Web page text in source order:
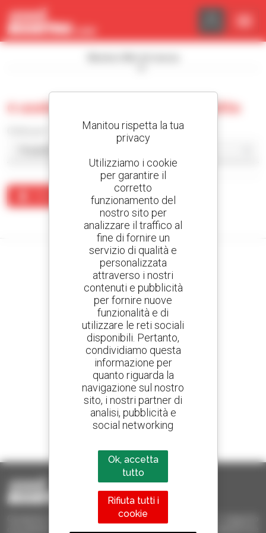
0 usate pala caricatrice compatta
Crea un avviso
Nessun risultato corrisponde alla ricerca.
Crea avvisi
e ricevi annunci di materiale d'occasione
800 concessionari
Manitou nel mondo
1 telescopico su 4
Occasione Manitou - Prodotti per il sollevamento e il trasporto
Pannello di gestione dei cookies
Manitou rispetta la tua
privacy
Utilizziamo i cookie
per garantire il
corretto
funzionamento del
nostro sito per
analizzare il traffico al
fine di fornire un
servizio di qualità e
personalizzata
attraverso i nostri
contenuti e pubblicità
per fornire nuove
funzionalità e di
utilizzare le reti sociali
disponibili. Pertanto,
condividiamo questa
informazione per
quanto riguarda la
navigazione sul nostro
sito, i nostri partner di
analisi, pubblicità e
social networking
Ok, accetta
tutto
Rifiuta tutti i
cookie